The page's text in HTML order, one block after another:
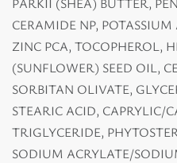
CERAMIDE NP,
ZINC PCA, TOCOPHEROL,
(SUNFLOWER) SEED OIL,
SORBITAN OLIVATE,
STEARIC ACID, CAPRYLIC/
TRIGLYCERIDE,
SODIUM ACRYLATE/